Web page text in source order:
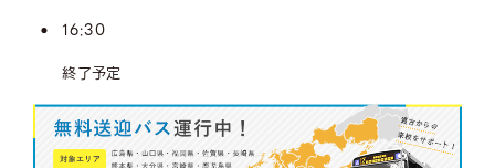
16:30
終了予定